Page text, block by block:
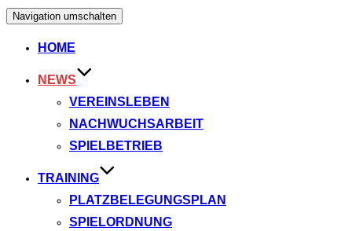
Navigation umschalten
HOME
NEWS
VEREINSLEBEN
NACHWUCHSARBEIT
SPIELBETRIEB
TRAINING
PLATZBELEGUNGSPLAN
SPIELORDNUNG